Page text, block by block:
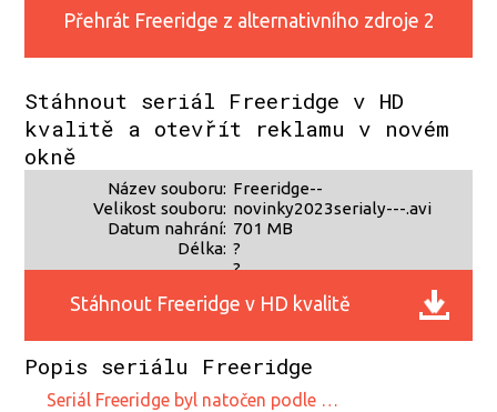
Přehrát Freeridge z alternativního zdroje 2
Stáhnout seriál Freeridge v HD
kvalitě a otevřít reklamu v novém
okně
Název souboru:
Velikost souboru:
Datum nahrání:
Délka:
Freeridge--
novinky2023serialy---.avi
701 MB
?
?
Stáhnout Freeridge v HD kvalitě
Popis seriálu Freeridge
seriál Freeridge byl natočen podle …